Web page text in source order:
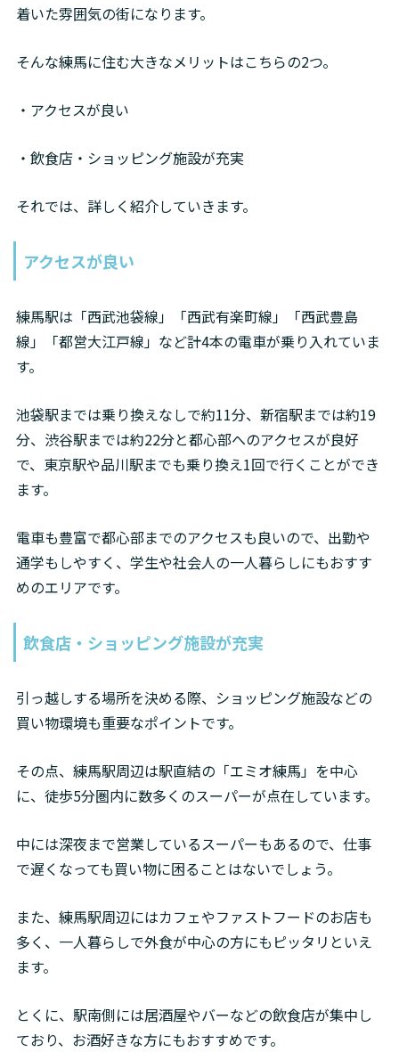
着いた雰囲気の街になります。
そんな練馬に住む大きなメリットはこちらの2つ。
・アクセスが良い
・飲食店・ショッピング施設が充実
それでは、詳しく紹介していきます。
アクセスが良い
練馬駅は「西武池袋線」「西武有楽町線」「西武豊島
線」「都営大江戸線」など計4本の電車が乗り入れていま
す。
池袋駅までは乗り換えなしで約11分、新宿駅までは約19
分、渋谷駅までは約22分と都心部へのアクセスが良好
で、東京駅や品川駅までも乗り換え1回で行くことができ
ます。
電車も豊富で都心部までのアクセスも良いので、出勤や
通学もしやすく、学生や社会人の一人暮らしにもおすす
めのエリアです。
飲食店・ショッピング施設が充実
引っ越しする場所を決める際、ショッピング施設などの
買い物環境も重要なポイントです。
その点、練馬駅周辺は駅直結の「エミオ練馬」を中心
に、徒歩5分圏内に数多くのスーパーが点在しています。
中には深夜まで営業しているスーパーもあるので、仕事
で遅くなっても買い物に困ることはないでしょう。
また、練馬駅周辺にはカフェやファストフードのお店も
多く、一人暮らしで外食が中心の方にもピッタリといえ
ます。
とくに、駅南側には居酒屋やバーなどの飲食店が集中し
ており、お酒好きな方にもおすすめです。